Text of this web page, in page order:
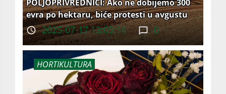
POLJOPRIVREDNICI: Ako ne dobijemo 300
evra po hektaru, biće protesti u avgustu
2025-07-17 13:05:14 0
HORTIKULTURA